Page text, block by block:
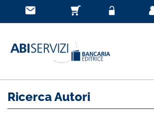
Ricerca Autori